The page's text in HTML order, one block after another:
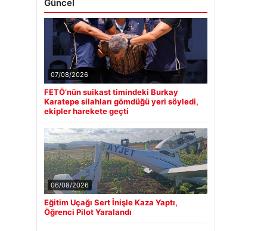
Güncel
07/08/2026
FETÖ’nün suikast timindeki Burkay
Karatepe silahları gömdüğü yeri söyledi,
ekipler harekete geçti
06/08/2026
Eğitim Uçağı Sert İnişle Kaza Yaptı,
Öğrenci Pilot Yaralandı